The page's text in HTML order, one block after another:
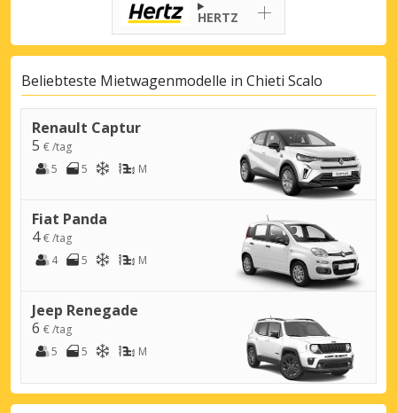
HERTZ
Beliebteste Mietwagenmodelle in Chieti Scalo
Renault Captur
5 € /tag
5
5 M
Fiat Panda
4€ /tag
4
5 M
Jeep Renegade
6 € /tag
5
5 M